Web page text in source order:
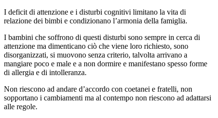
I deficit di attenzione e i disturbi cognitivi limitano la vita di
relazione dei bimbi e condizionano l’armonia della famiglia.
I bambini che soffrono di questi disturbi sono sempre in cerca di
attenzione ma dimenticano ciò che viene loro richiesto, sono
disorganizzati, si muovono senza criterio, talvolta arrivano a
mangiare poco e male e a non dormire e manifestano spesso forme
di allergia e di intolleranza.
Non riescono ad andare d’accordo con coetanei e fratelli, non
sopportano i cambiamenti ma al contempo non riescono ad adattarsi
alle regole.